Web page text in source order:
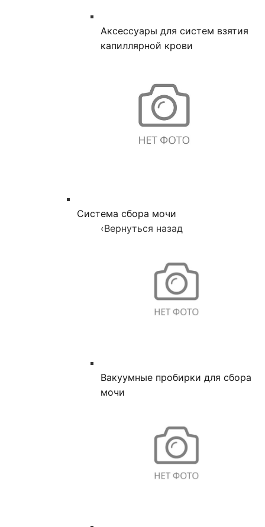
Аксессуары для систем взятия
капиллярной крови
Система сбора мочи
‹Вернуться назад
Вакуумные пробирки для сбора
мочи